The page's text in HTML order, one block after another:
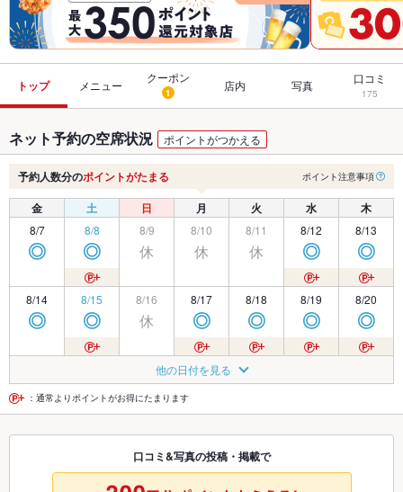
トップ メニュー
クーポン
1 店内 写真 口コミ
175
ネット予約の空席状況 ポイントがつかえる
予約人数分のポイントがたまる ポイント注意事項
金 土 日 月 火 水 木
8/7
◎
8/8
◎
8/9
休
8/10
休
8/11
休
8/12
◎
8/13
◎
8/14
◎
8/15
◎
8/16
休
8/17
◎
8/18
◎
8/19
◎
8/20
◎
◎ ◎
8/23
休
8/24
◎
8/25
◎ ◎ ◎
8/28 8/29 8/30
休
8/31
◎
9/1
◎
9/2 9/3
他の日付を見る
：通常よりポイントがお得にたまります
口コミ&写真の投稿・掲載で